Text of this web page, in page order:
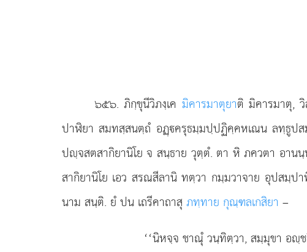
๖๕๖. ภิกฺขุนีวิภงฺเค มิคารมาตุยาติ มิคารมาตุ,
ปาฬิยา สมทสฺสนตฺถํ อฏฺครุธมฺมปฺปฏิคฺคหเณน ลทฺธูป
ปฺจสตสากิยานิโย จ สนฺธาย วุตฺตํ. ตา หิ ภควตา อานนฺ
สากิยานิโย เอว สรณสีลานิ ทตฺวา กมฺมวาจาย อุปสมฺ
นาม สนฺติ. ยํ ปน เถรีคาถาสุ ภทฺทาย กุณฺฑลเกสิยา –
‘‘นิหจฺจ ชาณุํ วนฺทิตฺวา, สมฺมุขา อฺ